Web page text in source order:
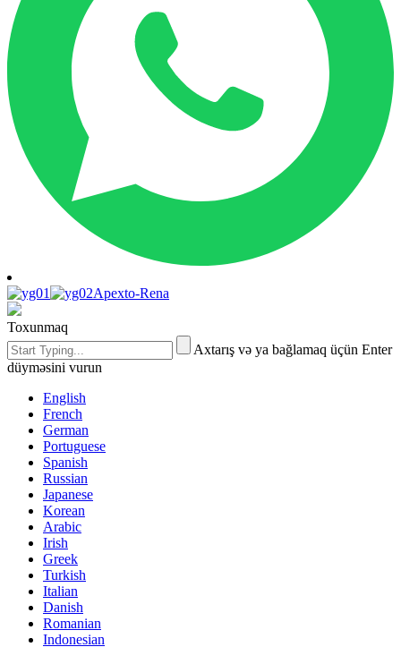
Apexto-Rena
Toxunmaq
Axtarış və ya bağlamaq üçün Enter
düyməsini vurun
English
French
German
Portuguese
Spanish
Russian
Japanese
Korean
Arabic
Irish
Greek
Turkish
Italian
Danish
Romanian
Indonesian